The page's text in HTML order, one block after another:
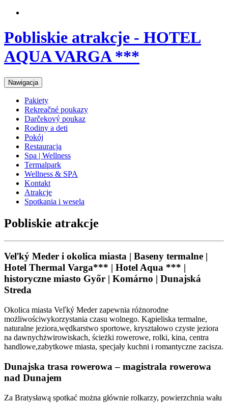
Pobliskie atrakcje - HOTEL
AQUA VARGA ***
Nawigacja
Pakiety
Rekreačné poukazy
Darčekový poukaz
Rodiny a deti
Pokój
Restauracja
Spa | Wellness
Termalpark
Wellness & SPA
Kontakt
Atrakcje
Spotkania i wesela
Pobliskie atrakcje
Veľký Meder i okolica miasta | Baseny termalne |
Hotel Thermal Varga*** | Hotel Aqua *** |
historyczne miasto Győr | Komárno | Dunajská
Streda
Okolica miasta Veľký Meder zapewnia różnorodne
możliwościwykorzystania czasu wolnego. Kąpieliska termalne,
naturalne jeziora,wędkarstwo sportowe, kryształowo czyste jeziora
na dawnychżwirowiskach, ścieżki rowerowe, rolki, kina, centra
handlowe,zabytkowe miasta, specjały kuchni i romantyczne zacisza.
Dunajska trasa rowerowa – magistrala rowerowa
nad Dunajem
Za Bratysławą spotkać można głównie rolkarzy, powierzchnia wału